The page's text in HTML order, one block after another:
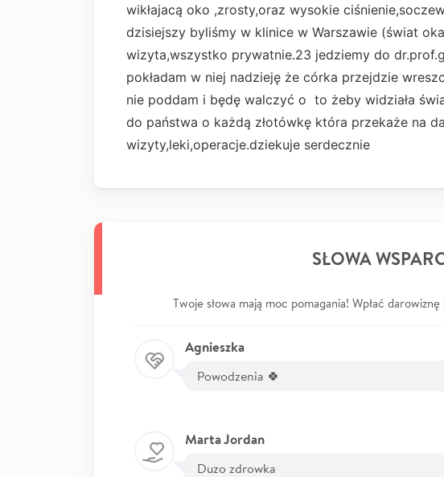
wikłajacą oko ,zrosty,oraz wysokie
dzisiejszy byliśmy w klinice w Warszawie (świat
wizyta,wszystko prywatnie.23 jedziemy do
pokładam w niej nadzieję że córka przejdzie
nie poddam i będę walczyć o to żeby widziała
do państwa o każdą złotówkę która przekaże na
wizyty,leki,operacje.dziekuje serdecznie
SŁOWA
Twoje słowa mają moc pomagania! Wpłać
Agnieszka
Powodzenia 🍀
Marta Jordan
Duzo zdrowka